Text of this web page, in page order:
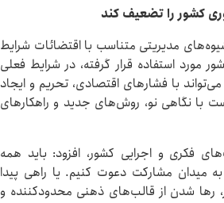
کشور را تضعیف کند
مدیریتی متناسب با اقتضائات شرایط
مورد استفاده قرار گرفته، در شرایط فعلی
با فشارهای اقتصادی، تحریم و ایجاد
با نگاهی نو، روش‌های جدید و راهکارهای
فکری و اجرایی کشور، افزود: باید همه
میدان مشارکت دعوت کنیم. یا راهی پیدا
رها شدن از قالب‌های ذهنی محدودکننده و